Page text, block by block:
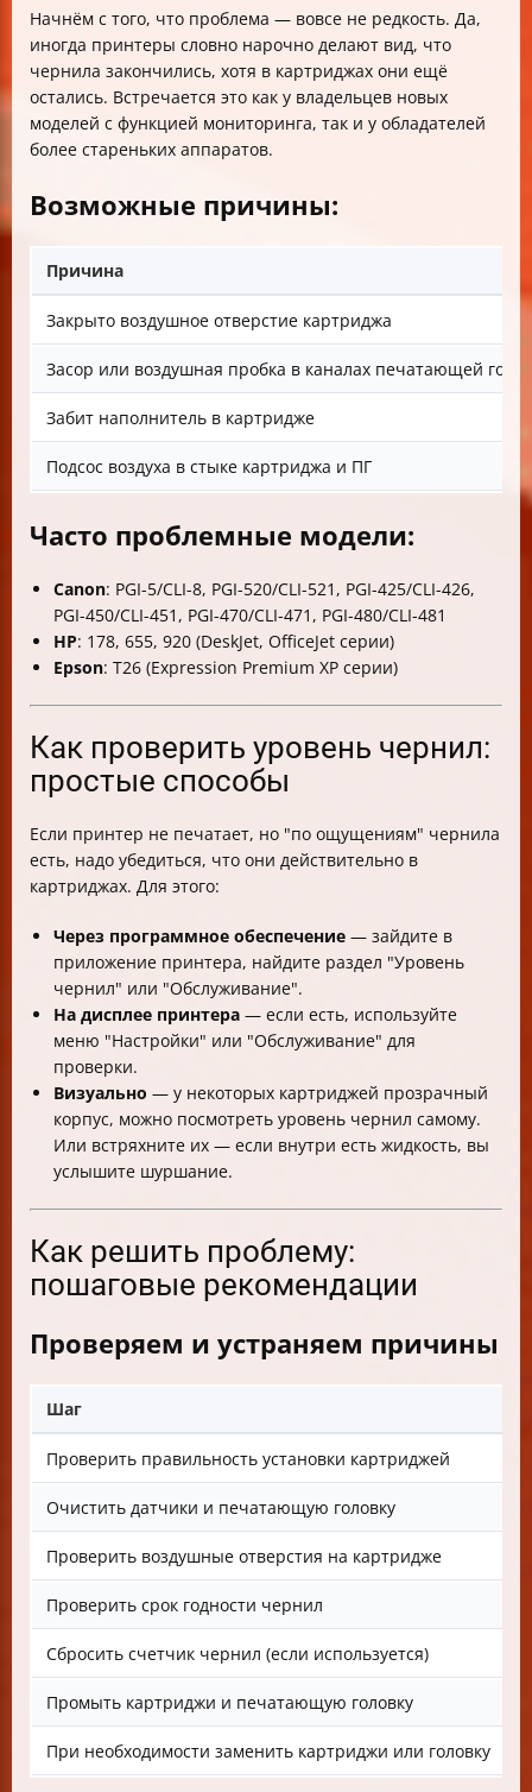
Начнём с того, что проблема — вовсе не редкость. Да,
иногда принтеры словно нарочно делают вид, что
чернила закончились, хотя в картриджах они ещё
остались. Встречается это как у владельцев новых
моделей с функцией мониторинга, так и у обладателей
более стареньких аппаратов.
Возможные причины:
Причина
Закрыто воздушное отверстие картриджа
Засор или воздушная пробка в каналах печатающей
Забит наполнитель в картридже
Подсос воздуха в стыке картриджа и ПГ
Часто проблемные модели:
Canon: PGI-5/CLI-8, PGI-520/CLI-521, PGI-425/CLI-426,
PGI-450/CLI-451, PGI-470/CLI-471, PGI-480/CLI-481
HP: 178, 655, 920 (DeskJet, OfficeJet серии)
Epson: T26 (Expression Premium XP серии)
Как проверить уровень чернил:
простые способы
Если принтер не печатает, но "по ощущениям" чернила
есть, надо убедиться, что они действительно в
картриджах. Для этого:
Через программное обеспечение — зайдите в
приложение принтера, найдите раздел "Уровень
чернил" или "Обслуживание".
На дисплее принтера — если есть, используйте
меню "Настройки" или "Обслуживание" для
проверки.
Визуально — у некоторых картриджей прозрачный
корпус, можно посмотреть уровень чернил самому.
Или встряхните их — если внутри есть жидкость, вы
услышите шуршание.
Как решить проблему:
пошаговые рекомендации
Проверяем и устраняем причины
Шаг
Проверить правильность установки картриджей
Очистить датчики и печатающую головку
Проверить воздушные отверстия на картридже
Проверить срок годности чернил
Сбросить счетчик чернил (если используется)
Промыть картриджи и печатающую головку
При необходимости заменить картриджи или головку